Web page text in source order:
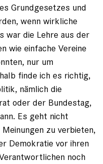
Grundgesetzes und
wenn wirkliche
war die Lehre aus der
wie einfache Vereine
nur um
finde ich es richtig,
nämlich die
oder der Bundestag,
Es geht nicht
zu verbieten,
Demokratie vor ihren
noch